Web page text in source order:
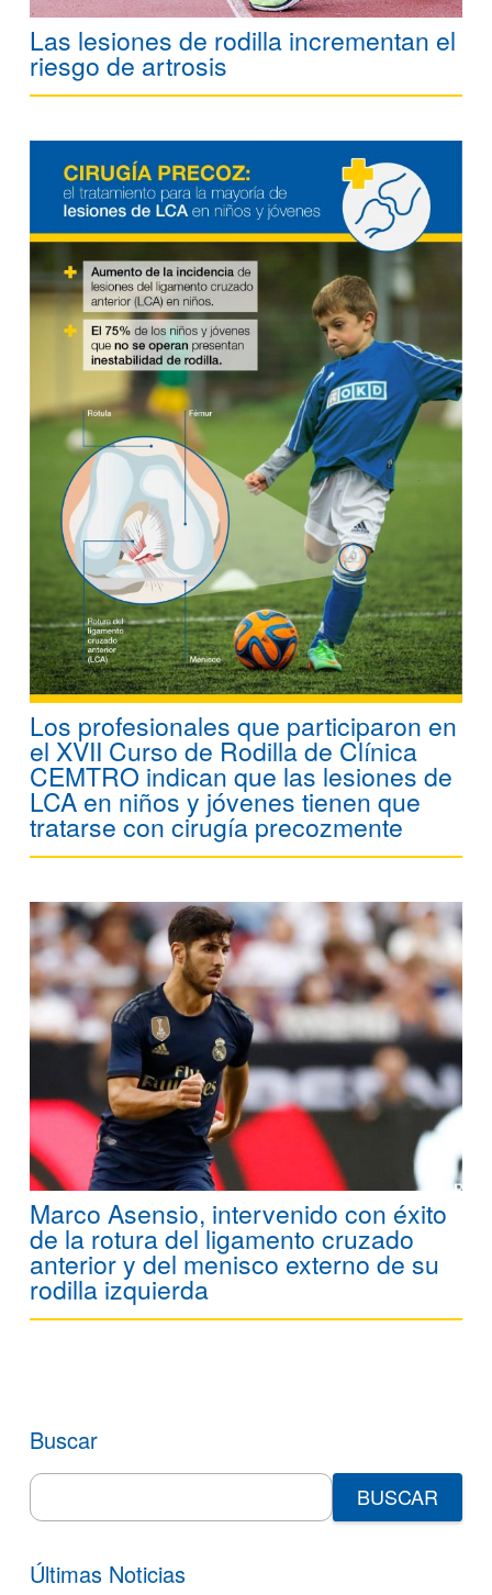
Las lesiones de rodilla incrementan el
riesgo de artrosis
Los profesionales que participaron en
el XVII Curso de Rodilla de Clínica
CEMTRO indican que las lesiones de
LCA en niños y jóvenes tienen que
tratarse con cirugía precozmente
Marco Asensio, intervenido con éxito
de la rotura del ligamento cruzado
anterior y del menisco externo de su
rodilla izquierda
Buscar
Search
for:
Últimas Noticias